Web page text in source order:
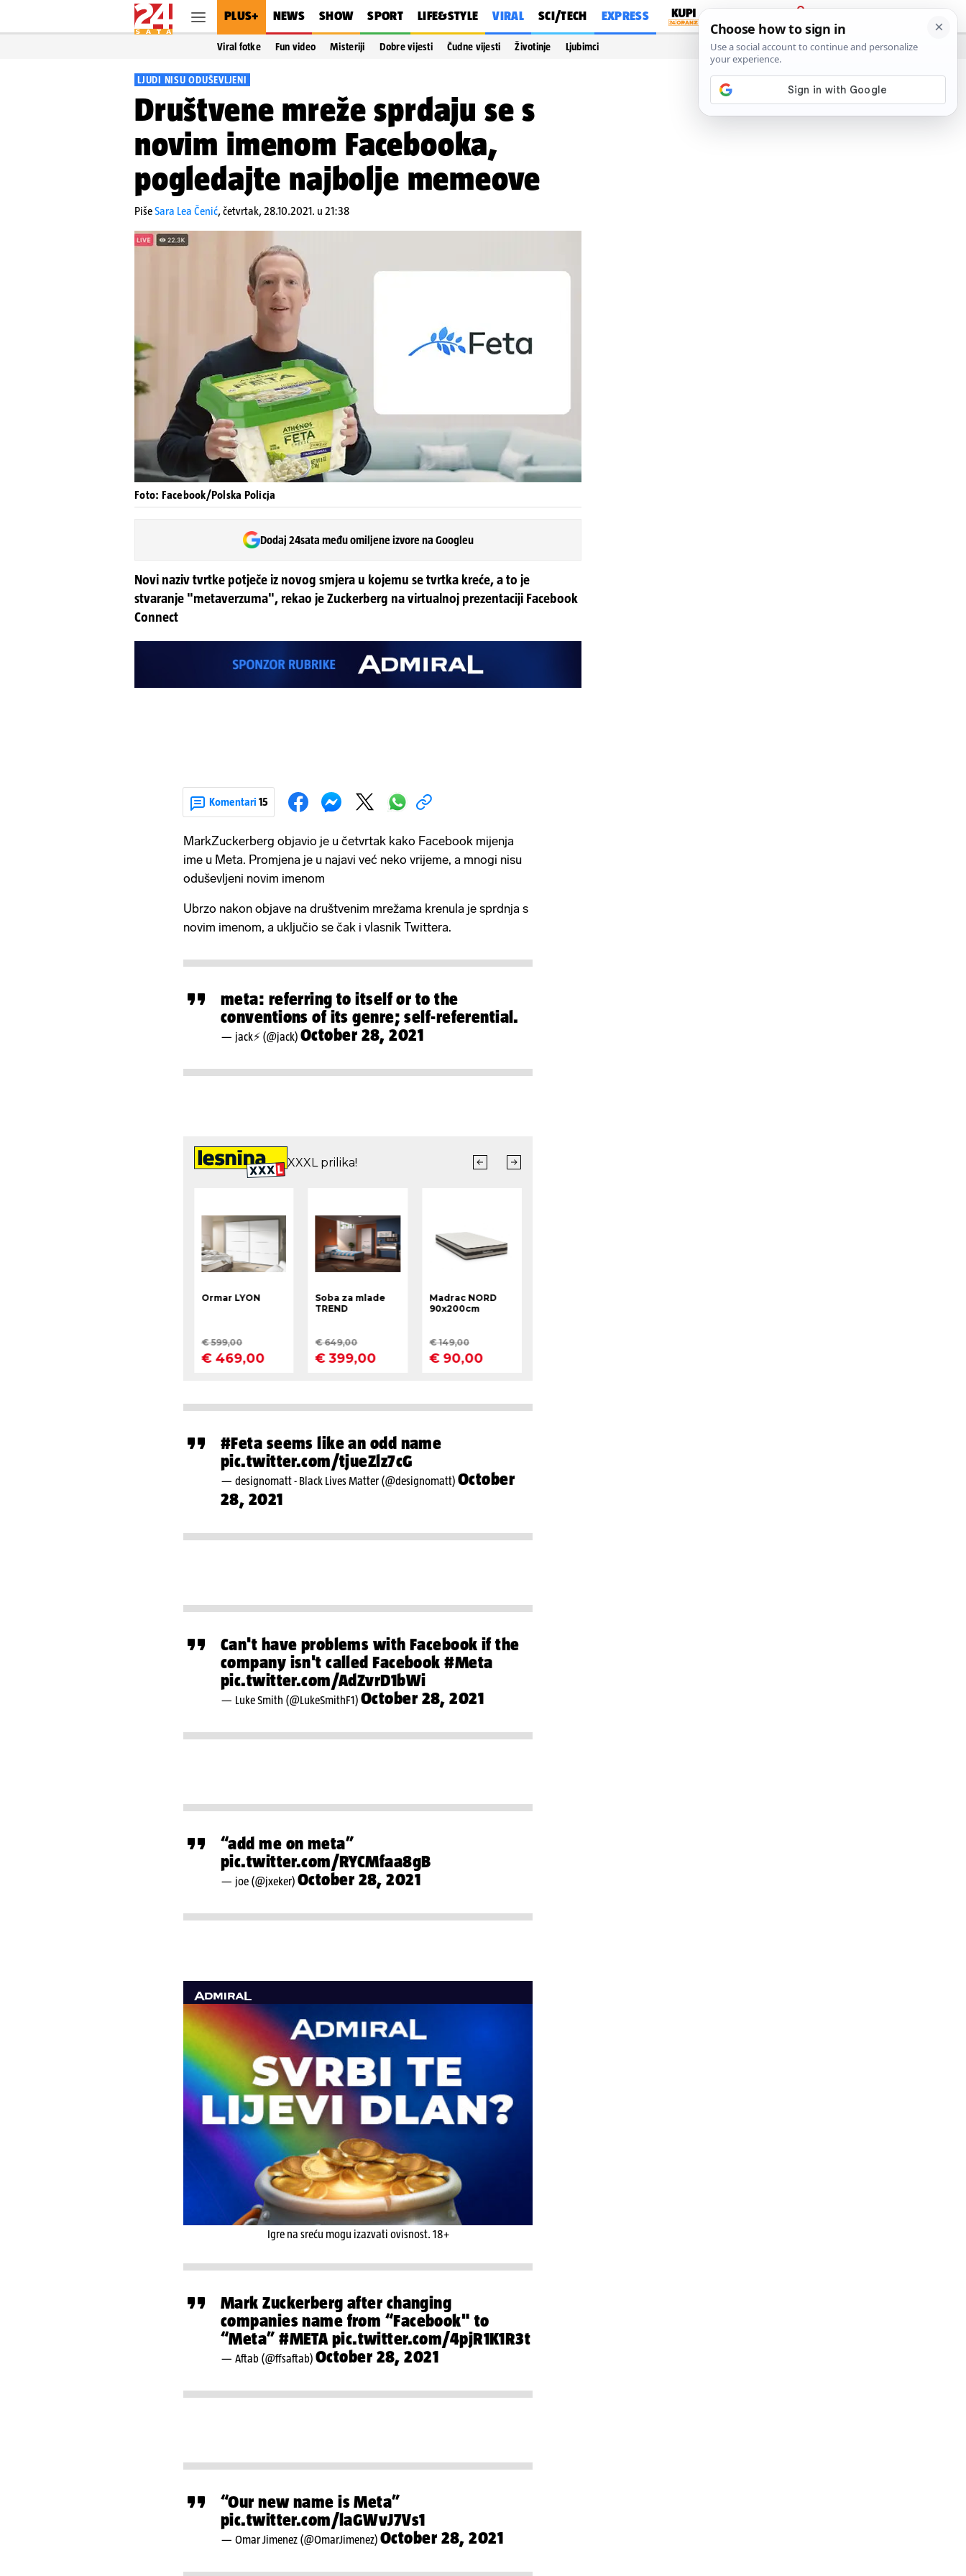
PLUS+ NEWS SHOW SPORT LIFE&STYLE VIRAL SCI/TECH EXPRESS
PRIJAVA
Viral fotke Fun video Misteriji Dobre vijesti Čudne vijesti Životinje Ljubimci
LJUDI NISU ODUŠEVLJENI
Društvene mreže sprdaju se s
novim imenom Facebooka,
pogledajte najbolje memeove
PišeSara Lea Čenić,četvrtak, 28.10.2021. u 21:38
Foto: Facebook/Polska Policja
Dodaj 24sata među omiljene izvore na Googleu
Novi naziv tvrtke potječe iz novog smjera u kojemu se tvrtka kreće, a to je
stvaranje "metaverzuma", rekao je Zuckerberg na virtualnoj prezentaciji Facebook
Connect
Komentari 15
MarkZuckerberg objavio je u četvrtak kako Facebook mijenja
ime u Meta. Promjena je u najavi već neko vrijeme, a mnogi nisu
oduševljeni novim imenom
Ubrzo nakon objave na društvenim mrežama krenula je sprdnja s
novim imenom, a uključio se čak i vlasnik Twittera.
meta: referring to itself or to the
conventions of its genre; self-referential.
— jack⚡️ (@jack) October 28, 2021
#Feta seems like an odd name
pic.twitter.com/tjueZlz7cG
— designomatt - Black Lives Matter (@designomatt) October
28, 2021
Can't have problems with Facebook if the
company isn't called Facebook#Meta
pic.twitter.com/AdZvrD1bWi
— Luke Smith (@LukeSmithF1) October 28, 2021
“add me on meta”
pic.twitter.com/RYCMfaa8gB
— ︎joe (@jxeker) October 28, 2021
Igre na sreću mogu izazvati ovisnost. 18+
Mark Zuckerberg after changing
companies name from “Facebook" to
“Meta”#META pic.twitter.com/4pjR1K1R3t
— Aftab (@ffsaftab) October 28, 2021
“Our new name is Meta”
pic.twitter.com/laGWvJ7Vs1
— Omar Jimenez (@OmarJimenez) October 28, 2021